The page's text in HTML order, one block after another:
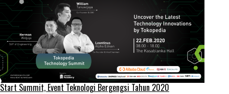
Start Summit, Event Teknologi Bergengsi Tahun 2020